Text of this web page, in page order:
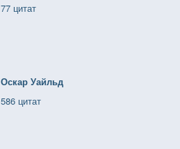
77 цитат
Оскар Уайльд
586 цитат